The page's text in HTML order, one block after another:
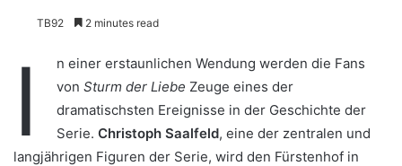
TB92 2 minutes read
I
n einer erstaunlichen Wendung werden die Fans
von Sturm der Liebe Zeuge eines der
dramatischsten Ereignisse in der Geschichte der
Serie. Christoph Saalfeld, eine der zentralen und
langjährigen Figuren der Serie, wird den Fürstenhof in